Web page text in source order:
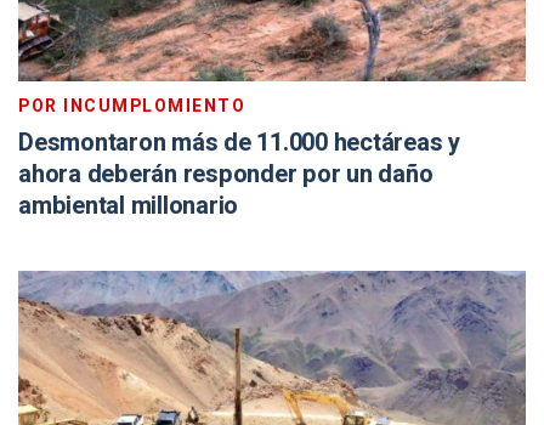
POR INCUMPLOMIENTO
Desmontaron más de 11.000 hectáreas y
ahora deberán responder por un daño
ambiental millonario